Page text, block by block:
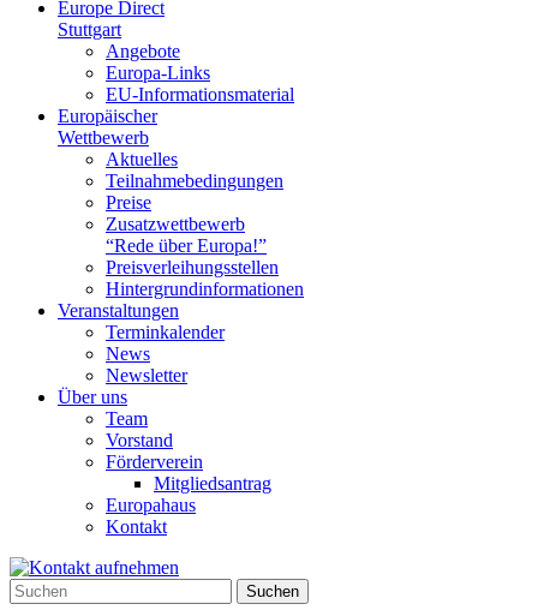
Europe Direct
Stuttgart
Angebote
Europa-Links
EU-Informationsmaterial
Europäischer
Wettbewerb
Aktuelles
Teilnahme­bedingungen
Preise
Zusatzwettbewerb
“Rede über Europa!”
Preisverleihungsstellen
Hintergrundinformationen
Veranstaltungen
Terminkalender
News
Newsletter
Über uns
Team
Vorstand
Förderverein
Mitgliedsantrag
Europahaus
Kontakt
Suchen